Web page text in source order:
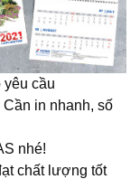
yêu cầu
in nhanh, số
nhé!
chất lượng tốt